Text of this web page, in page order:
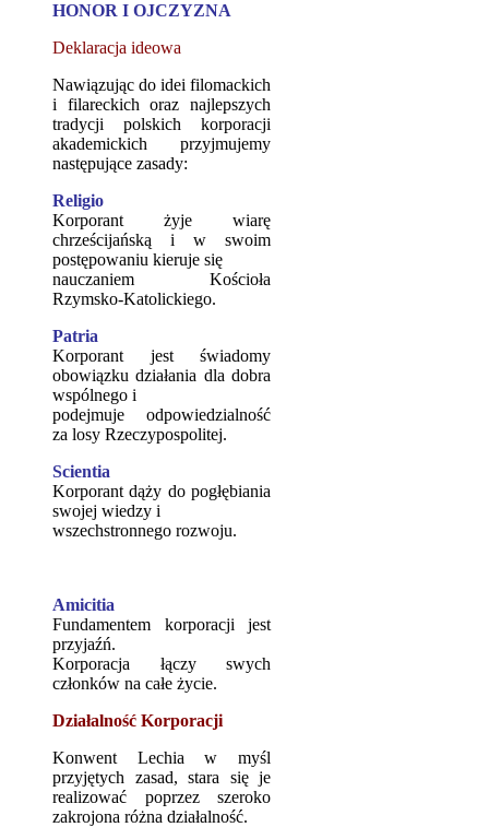
HONOR I OJCZYZNA
Deklaracja ideowa
Nawiązując do idei filomackich
i filareckich oraz najlepszych
tradycji polskich korporacji
akademickich przyjmujemy
następujące zasady:
Religio
Korporant żyje wiarę
chrześcijańską i w swoim
postępowaniu kieruje się
nauczaniem Kościoła
Rzymsko-Katolickiego.
Patria
Korporant jest świadomy
obowiązku działania dla dobra
wspólnego i
podejmuje odpowiedzialność
za losy Rzeczypospolitej.
Scientia
Korporant dąży do pogłębiania
swojej wiedzy i
wszechstronnego rozwoju.
Amicitia
Fundamentem korporacji jest
przyjaźń.
Korporacja łączy swych
członków na całe życie.
Działalność Korporacji
Konwent Lechia w myśl
przyjętych zasad, stara się je
realizować poprzez szeroko
zakrojona różna działalność.